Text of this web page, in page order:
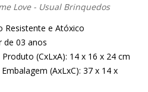
Love - Usual Brinquedos
Resistente e Atóxico
de 03 anos
(CxLxA): 14 x 16 x 24 cm
(AxLxC): 37 x 14 x